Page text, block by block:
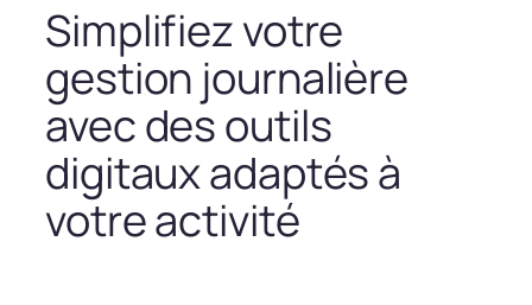
Simplifiez votre
gestion journalière
avec des outils
digitaux adaptés à
votre activité